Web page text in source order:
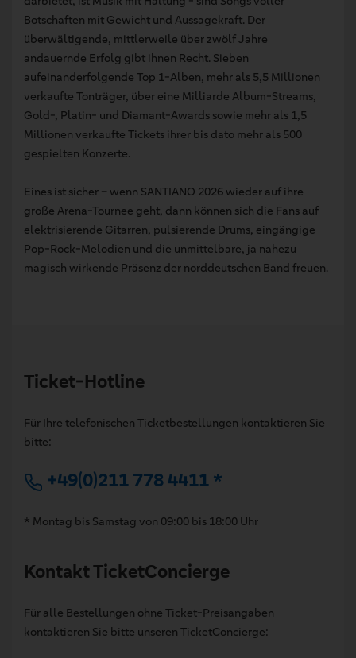
Botschaften mit Gewicht und Aussagekraft. Der
überwältigende, mittlerweile über zwölf Jahre
andauernde Erfolg gibt ihnen Recht. Sieben
aufeinanderfolgende Top 1-Alben, mehr als 5,5 Millionen
verkaufte Tonträger, über eine Milliarde Album-Streams,
Gold-, Platin- und Diamant-Awards sowie mehr als 1,5
Millionen verkaufte Tickets ihrer bis dato mehr als 500
gespielten Konzerte.
Eines ist sicher – wenn SANTIANO 2026 wieder auf ihre
große Arena-Tournee geht, dann können sich die Fans auf
elektrisierende Gitarren, pulsierende Drums, eingängige
Pop-Rock-Melodien und die unmittelbare, ja nahezu
magisch wirkende Präsenz der norddeutschen Band freuen.
Ticket-Hotline
Für Ihre telefonischen Ticketbestellungen kontaktieren Sie
bitte:
+49(0)211 778 4411 *
* Montag bis Samstag von 09:00 bis 18:00 Uhr
Kontakt TicketConcierge
Für alle Bestellungen ohne Ticket-Preisangaben
kontaktieren Sie bitte unseren TicketConcierge: